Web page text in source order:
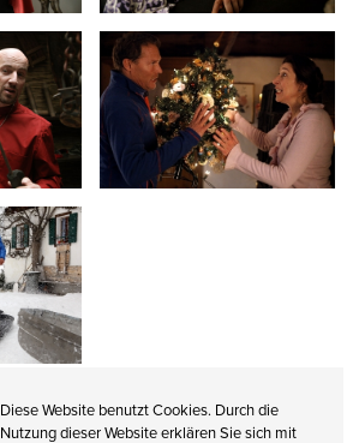
Diese Website benutzt Cookies. Durch die
Nutzung dieser Website erklären Sie sich mit